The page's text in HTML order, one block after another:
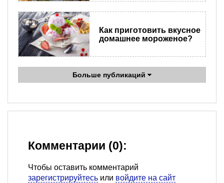
Как приготовить вкусное
домашнее мороженое?
Больше публикаций
Комментарии (0):
Чтобы оставить комментарий
зарегистрируйтесь или войдите на сайт